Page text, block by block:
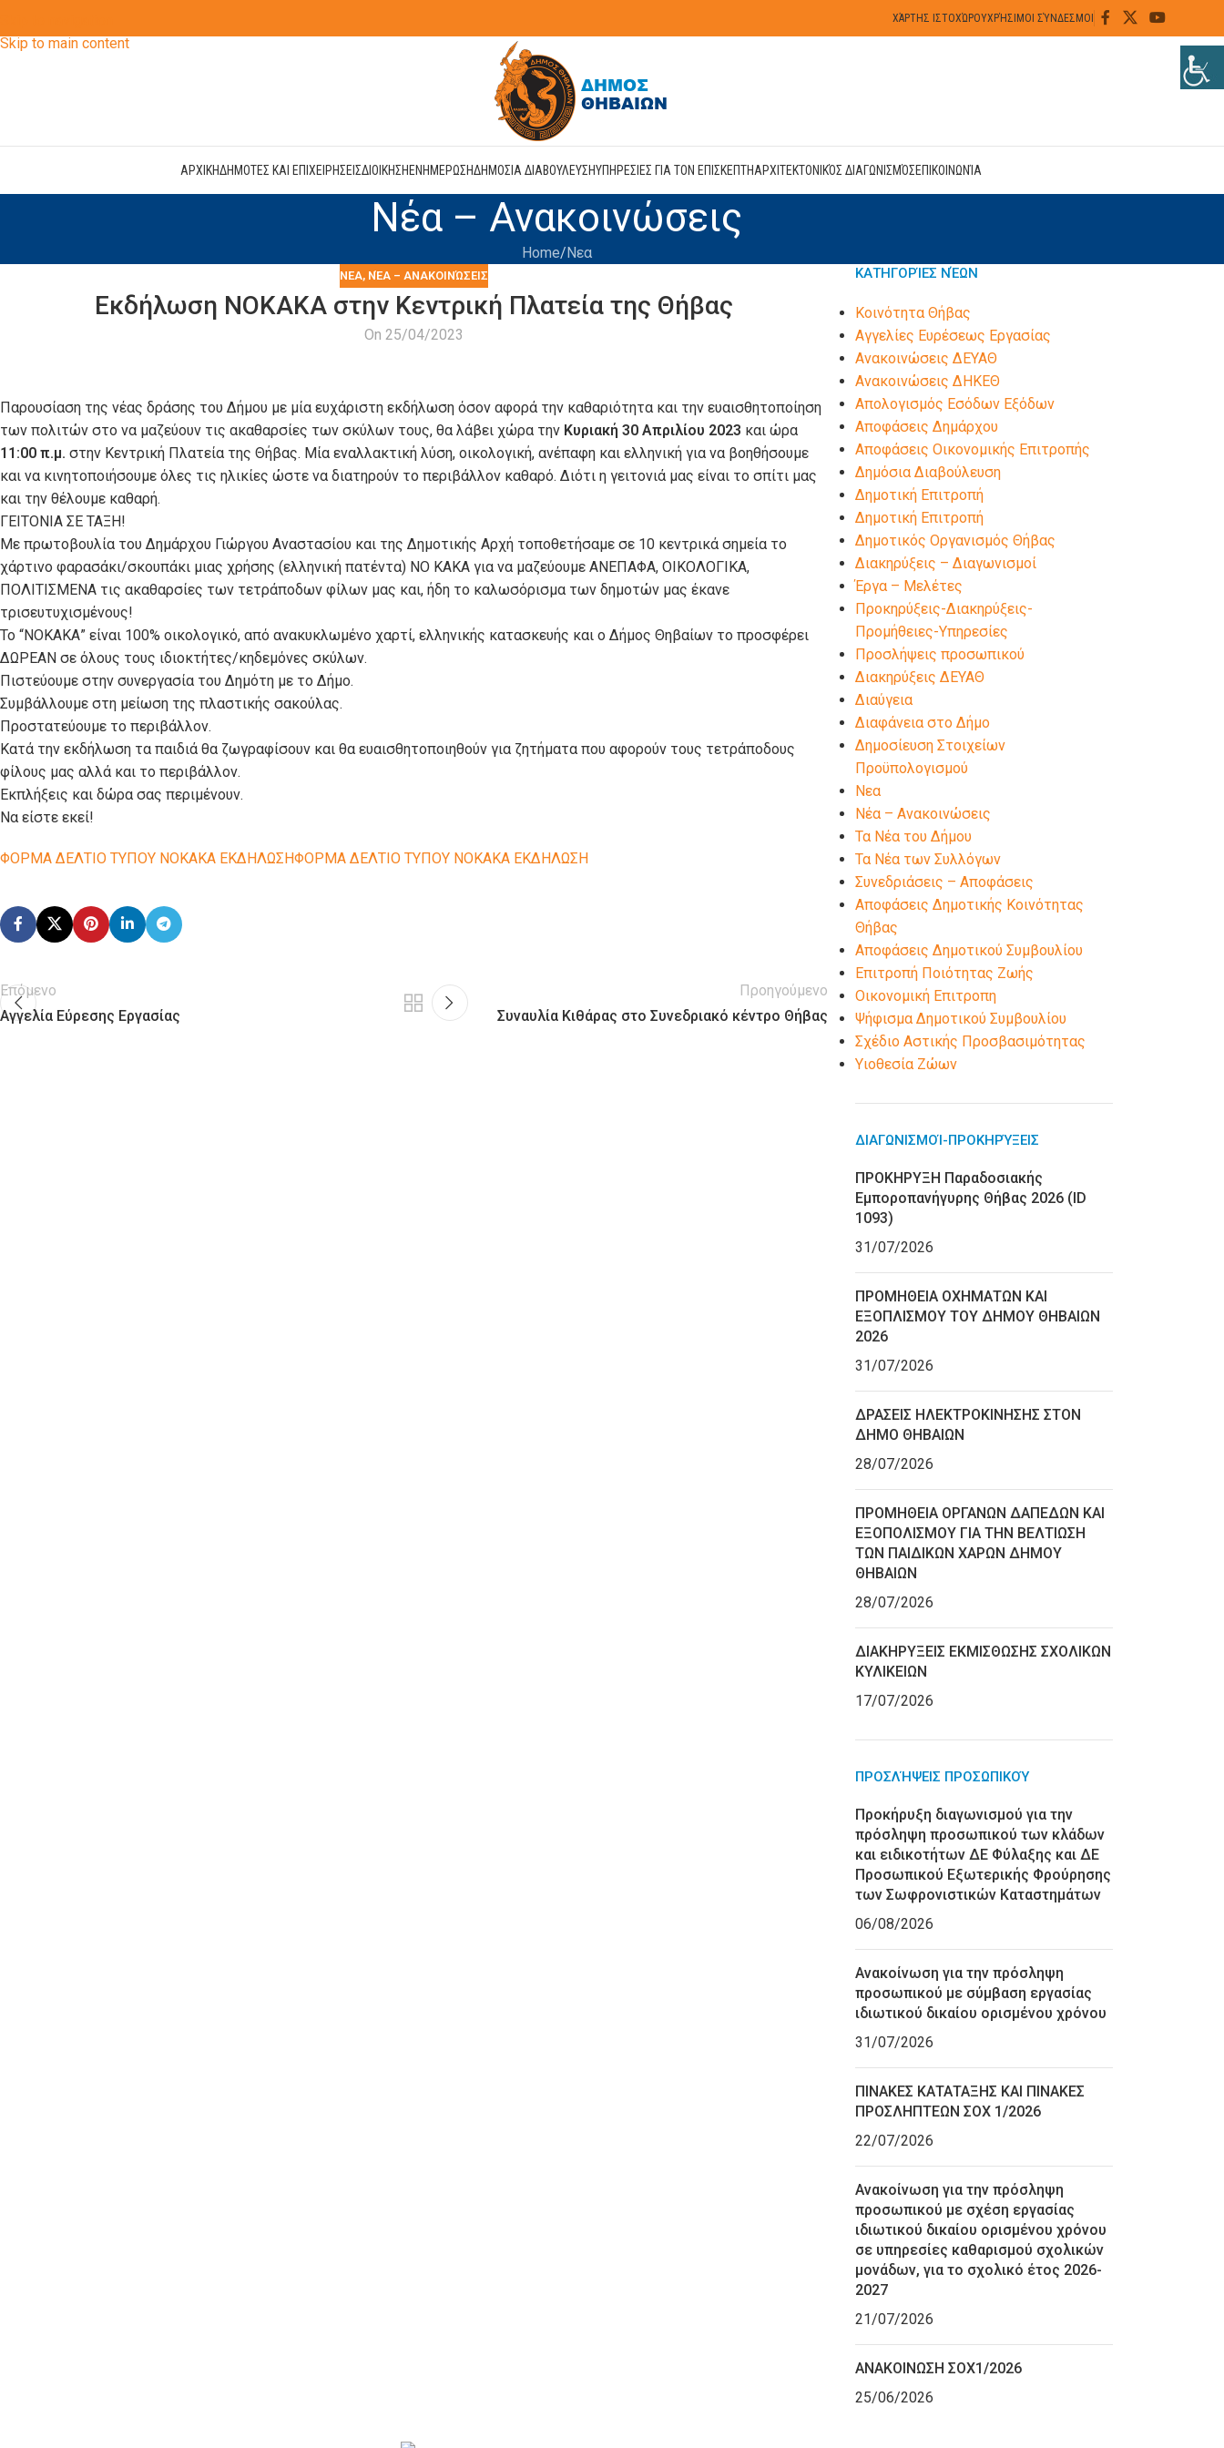
Skip to main content
ΧΆΡΤΗΣ ΙΣΤΟΧΏΡΟΥΧΡΉΣΙΜΟΙ ΣΎΝΔΕΣΜΟΙ
ΑΡΧΙΚΗΔΗΜΟΤΕΣ ΚΑΙ ΕΠΙΧΕΙΡΗΣΕΙΣΔΙΟΙΚΗΣΗΕΝΗΜΕΡΩΣΗΔΗΜΟΣΙΑ ΔΙΑΒΟΥΛΕΥΣΗΥΠΗΡΕΣΙΕΣ ΓΙΑ ΤΟΝ ΕΠΙΣΚΕΠΤΗΑΡΧΙΤΕΚΤΟΝΙΚΌΣ ΔΙΑΓΩΝΙΣΜΌΣΕΠΙΚΟΙΝΩΝΊΑ
Νέα – Ανακοινώσεις
Home Νεα
ΝΕΑ, ΝΈΑ – ΑΝΑΚΟΙΝΏΣΕΙΣ
Εκδήλωση ΝΟΚΑΚΑ στην Κεντρική Πλατεία της Θήβας
On 25/04/2023
Παρουσίαση της νέας δράσης του Δήμου με μία ευχάριστη εκδήλωση όσον αφορά την καθαριότητα και την ευαισθητοποίηση
των πολιτών στο να μαζεύουν τις ακαθαρσίες των σκύλων τους, θα λάβει χώρα την Κυριακή 30 Απριλίου 2023 και ώρα
11:00 π.μ. στην Κεντρική Πλατεία της Θήβας. Μία εναλλακτική λύση, οικολογική, ανέπαφη και ελληνική για να βοηθήσουμε
και να κινητοποιήσουμε όλες τις ηλικίες ώστε να διατηρούν το περιβάλλον καθαρό. Διότι η γειτονιά μας είναι το σπίτι μας
και την θέλουμε καθαρή.
ΓΕΙΤΟΝΙΑ ΣΕ ΤΑΞΗ!
Με πρωτοβουλία του Δημάρχου Γιώργου Αναστασίου και της Δημοτικής Αρχή τοποθετήσαμε σε 10 κεντρικά σημεία το
χάρτινο φαρασάκι/σκουπάκι μιας χρήσης (ελληνική πατέντα) NO KAKA για να μαζεύουμε ΑΝΕΠΑΦΑ, ΟΙΚΟΛΟΓΙΚΑ,
ΠΟΛΙΤΙΣΜΕΝΑ τις ακαθαρσίες των τετράποδων φίλων μας και, ήδη το καλωσόρισμα των δημοτών μας έκανε
τρισευτυχισμένους!
Το “ΝΟΚΑΚΑ” είναι 100% οικολογικό, από ανακυκλωμένο χαρτί, ελληνικής κατασκευής και ο Δήμος Θηβαίων το προσφέρει
ΔΩΡΕΑΝ σε όλους τους ιδιοκτήτες/κηδεμόνες σκύλων.
Πιστεύουμε στην συνεργασία του Δημότη με το Δήμο.
Συμβάλλουμε στη μείωση της πλαστικής σακούλας.
Προστατεύουμε το περιβάλλον.
Κατά την εκδήλωση τα παιδιά θα ζωγραφίσουν και θα ευαισθητοποιηθούν για ζητήματα που αφορούν τους τετράποδους
φίλους μας αλλά και το περιβάλλον.
Εκπλήξεις και δώρα σας περιμένουν.
Να είστε εκεί!
ΦΟΡΜΑ ΔΕΛΤΙΟ ΤΥΠΟΥ ΝΟΚΑΚΑ ΕΚΔΗΛΩΣΗΦΟΡΜΑ ΔΕΛΤΙΟ ΤΥΠΟΥ ΝΟΚΑΚΑ ΕΚΔΗΛΩΣΗ
Επόμενο
Αγγελία Εύρεσης Εργασίας
Προηγούμενο
Συναυλία Κιθάρας στο Συνεδριακό κέντρο Θήβας
ΚΑΤΗΓΟΡΊΕΣ ΝΈΩΝ
Kοινότητα Θήβας
Αγγελίες Ευρέσεως Εργασίας
Ανακοινώσεις ΔΕΥΑΘ
Ανακοινώσεις ΔΗΚΕΘ
Απολογισμός Εσόδων Εξόδων
Αποφάσεις Δημάρχου
Αποφάσεις Οικονομικής Επιτροπής
Δημόσια Διαβούλευση
Δημοτική Επιτροπή
Δημοτική Επιτροπή
Δημοτικός Οργανισμός Θήβας
Διακηρύξεις – Διαγωνισμοί
Έργα – Μελέτες
Προκηρύξεις-Διακηρύξεις-
Προμήθειες-Υπηρεσίες
Προσλήψεις προσωπικού
Διακηρύξεις ΔΕΥΑΘ
Διαύγεια
Διαφάνεια στο Δήμο
Δημοσίευση Στοιχείων
Προϋπολογισμού
Νεα
Νέα – Ανακοινώσεις
Τα Νέα του Δήμου
Τα Νέα των Συλλόγων
Συνεδριάσεις – Αποφάσεις
Αποφάσεις Δημοτικής Κοινότητας
Θήβας
Αποφάσεις Δημοτικού Συμβουλίου
Επιτροπή Ποιότητας Ζωής
Οικονομική Επιτροπη
Ψήφισμα Δημοτικού Συμβουλίου
Σχέδιο Αστικής Προσβασιμότητας
Υιοθεσία Ζώων
ΔΙΑΓΩΝΙΣΜΟΊ-ΠΡΟΚΗΡΎΞΕΙΣ
ΠΡΟΚΗΡΥΞΗ Παραδοσιακής
Εμποροπανήγυρης Θήβας 2026 (ID
1093)
31/07/2026
ΠΡΟΜΗΘΕΙΑ ΟΧΗΜΑΤΩΝ ΚΑΙ
ΕΞΟΠΛΙΣΜΟΥ ΤΟΥ ΔΗΜΟΥ ΘΗΒΑΙΩΝ
2026
31/07/2026
ΔΡΑΣΕΙΣ ΗΛΕΚΤΡΟΚΙΝΗΣΗΣ ΣΤΟΝ
ΔΗΜΟ ΘΗΒΑΙΩΝ
28/07/2026
ΠΡΟΜΗΘΕΙΑ ΟΡΓΑΝΩΝ ΔΑΠΕΔΩΝ ΚΑΙ
ΕΞΟΠΟΛΙΣΜΟΥ ΓΙΑ ΤΗΝ ΒΕΛΤΙΩΣΗ
ΤΩΝ ΠΑΙΔΙΚΩΝ ΧΑΡΩΝ ΔΗΜΟΥ
ΘΗΒΑΙΩΝ
28/07/2026
ΔΙΑΚΗΡΥΞΕΙΣ ΕΚΜΙΣΘΩΣΗΣ ΣΧΟΛΙΚΩΝ
ΚΥΛΙΚΕΙΩΝ
17/07/2026
ΠΡΟΣΛΉΨΕΙΣ ΠΡΟΣΩΠΙΚΟΎ
Προκήρυξη διαγωνισμού για την
πρόσληψη προσωπικού των κλάδων
και ειδικοτήτων ΔΕ Φύλαξης και ΔΕ
Προσωπικού Εξωτερικής Φρούρησης
των Σωφρονιστικών Καταστημάτων
06/08/2026
Ανακοίνωση για την πρόσληψη
προσωπικού με σύμβαση εργασίας
ιδιωτικού δικαίου ορισμένου χρόνου
31/07/2026
ΠΙΝΑΚΕΣ ΚΑΤΑΤΑΞΗΣ ΚΑΙ ΠΙΝΑΚΕΣ
ΠΡΟΣΛΗΠΤΕΩΝ ΣΟΧ 1/2026
22/07/2026
Ανακοίνωση για την πρόσληψη
προσωπικού με σχέση εργασίας
ιδιωτικού δικαίου ορισμένου χρόνου
σε υπηρεσίες καθαρισμού σχολικών
μονάδων, για το σχολικό έτος 2026-
2027
21/07/2026
ΑΝΑΚΟΙΝΩΣΗ ΣΟΧ1/2026
25/06/2026